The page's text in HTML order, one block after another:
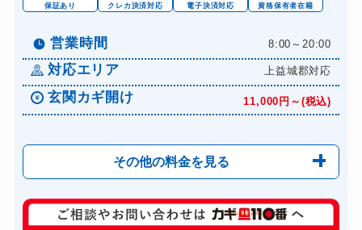
保証あり
クレカ決済対応 電子決済対応 資格保有者在籍
営業時間 8:00～20:00
対応エリア 上益城郡対応
玄関カギ開け 11,000円～(税込)
その他の料金を見る
玄関カギ修理 6,600円～(税込)